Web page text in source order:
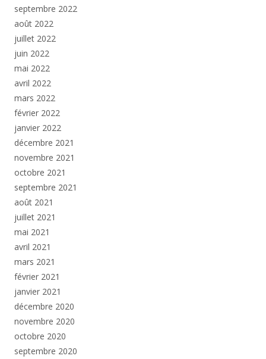
septembre 2022
août 2022
juillet 2022
juin 2022
mai 2022
avril 2022
mars 2022
février 2022
janvier 2022
décembre 2021
novembre 2021
octobre 2021
septembre 2021
août 2021
juillet 2021
mai 2021
avril 2021
mars 2021
février 2021
janvier 2021
décembre 2020
novembre 2020
octobre 2020
septembre 2020